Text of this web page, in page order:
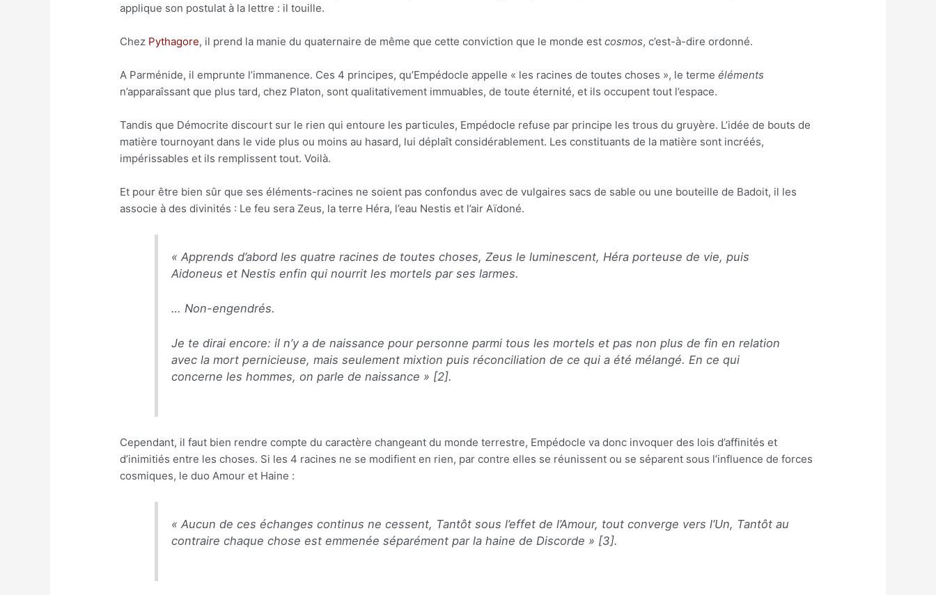
applique son postulat à la lettre : il touille.
Chez Pythagore, il prend la manie du quaternaire de même que cette conviction que le monde estcosmos, c’est-à-dire ordonné.
A Parménide, il emprunte l’immanence. Ces 4 principes, qu’Empédocle appelle « les racines de toutes choses », le termeéléments
n’apparaîssant que plus tard, chez Platon, sont qualitativement immuables, de toute éternité, et ils occupent tout l’espace.
Tandis que Démocrite discourt sur le rien qui entoure les particules, Empédocle refuse par principe les trous du gruyère. L’idée de bouts de
matière tournoyant dans le vide plus ou moins au hasard, lui déplaît considérablement. Les constituants de la matière sont incréés,
impérissables et ils remplissent tout. Voilà.
Et pour être bien sûr que ses éléments-racines ne soient pas confondus avec de vulgaires sacs de sable ou une bouteille de Badoit, il les
associe à des divinités : Le feu sera Zeus, la terre Héra, l’eau Nestis et l’air Aïdoné.
«Apprends d’abord les quatre racines de toutes choses, Zeus le luminescent, Héra porteuse de vie, puis
Aidoneus et Nestis enfin qui nourrit les mortels par ses larmes.
… Non-engendrés.
Je te dirai encore: il n’y a de naissance pour personne parmi tous les mortels et pas non plus de fin en relation
avec la mort pernicieuse, mais seulement mixtion puis réconciliation de ce qui a été mélangé. En ce qui
concerne les hommes, on parle de naissance » [2].
Cependant, il faut bien rendre compte du caractère changeant du monde terrestre, Empédocle va donc invoquer des lois d’affinités et
d’inimitiés entre les choses. Si les 4 racines ne se modifient en rien, par contre elles se réunissent ou se séparent sous l’influence de forces
cosmiques, le duo Amour et Haine :
«Aucun de ces échanges continus ne cessent, Tantôt sous l’effet de l’Amour, tout converge vers l’Un, Tantôt au
contraire chaque chose est emmenée séparément par la haine de Discorde » [3].